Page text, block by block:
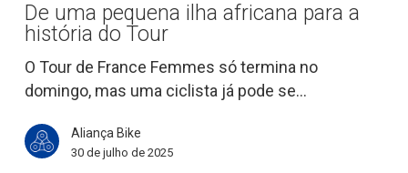
ilha
africana
para
a
do
Tour
De uma pequena ilha africana para a
história do Tour
O Tour de France Femmes só termina no
domingo, mas uma ciclista já pode se…
Aliança Bike
30 de julho de 2025